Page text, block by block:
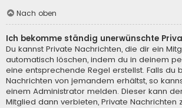
Nach oben
Ich bekomme ständig unerwünschte
Du kannst Private Nachrichten, die dir ein
automatisch löschen, indem du in deinem
eine entsprechende Regel erstellst. Falls du
Nachrichten von jemandem erhältst, so
einem Administrator melden. Dieser kann
Mitglied dann verbieten, Private Nachrichten